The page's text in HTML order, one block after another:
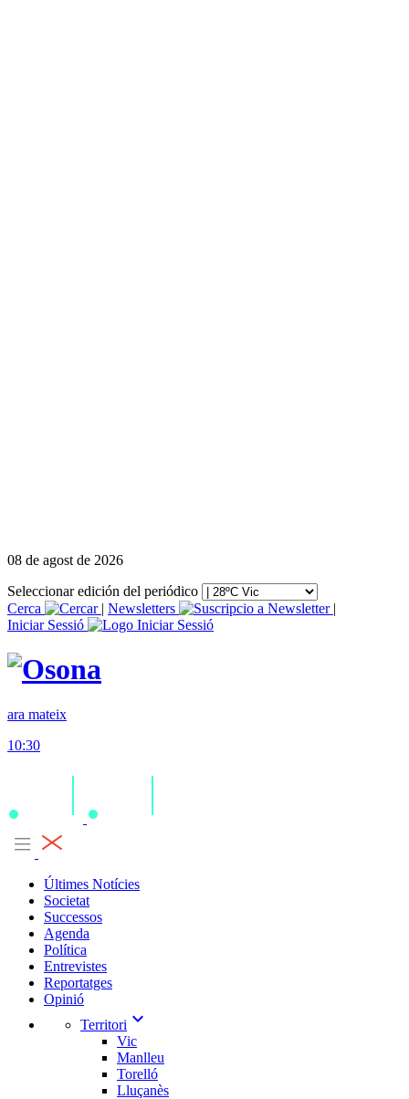
08 de agost de 2026
Seleccionar edición del periódico
Cerca
| Newsletters
|
Iniciar Sessió
ara mateix
10:30
Últimes Notícies
Societat
Successos
Agenda
Política
Entrevistes
Reportatges
Opinió
Territori expand_more
Vic
Manlleu
Torelló
Lluçanès